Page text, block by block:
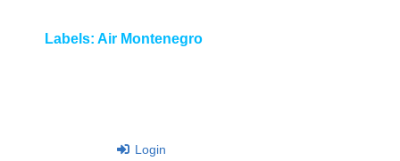
Labels: Air Montenegro
Login